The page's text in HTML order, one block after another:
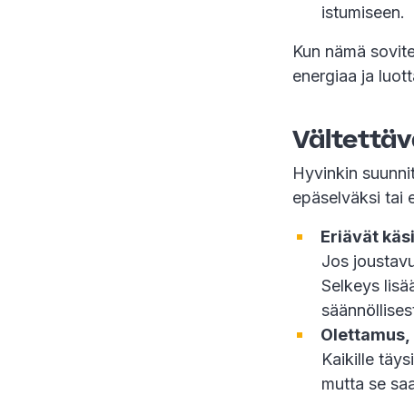
istumiseen.
Kun nämä
energiaa ja
Hyvinkin
epäselväksi tai
Eriävät
Jos
Selkeys
Kaikille
mutta se